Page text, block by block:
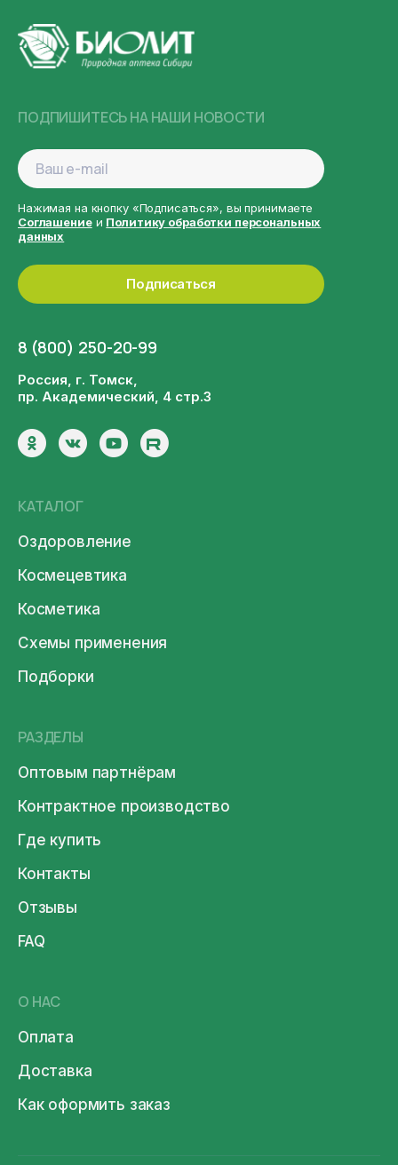
8 (800) 250-20-99
Россия, г. Томск,
пр. Академический, 4 стр.3
РАЗДЕЛЫ
Оптовым партнёрам
Контрактное производство
Где купить
Контакты
Отзывы
FAQ
О НАС
Оплата
Доставка
Как оформить заказ
КАТАЛОГ
Оздоровление
Космецевтика
Косметика
Схемы применения
Подборки
ПОДПИШИТЕСЬ НА НАШИ НОВОСТИ
Подписаться
Нажимая на кнопку «Подписаться», вы принимаете
Соглашениеи Политику обработки персональных
данных